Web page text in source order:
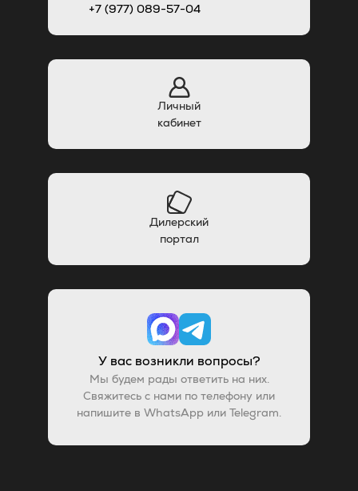
+7 (977) 089-57-04
Личный
кабинет
Дилерский
портал
У вас возникли вопросы?
Мы будем рады ответить на них.
Свяжитесь с нами по телефону или
напишите в WhatsApp или Telegram.